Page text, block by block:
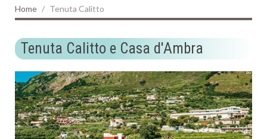
Home Tenuta Calitto
Tenuta Calitto e Casa d'Ambra